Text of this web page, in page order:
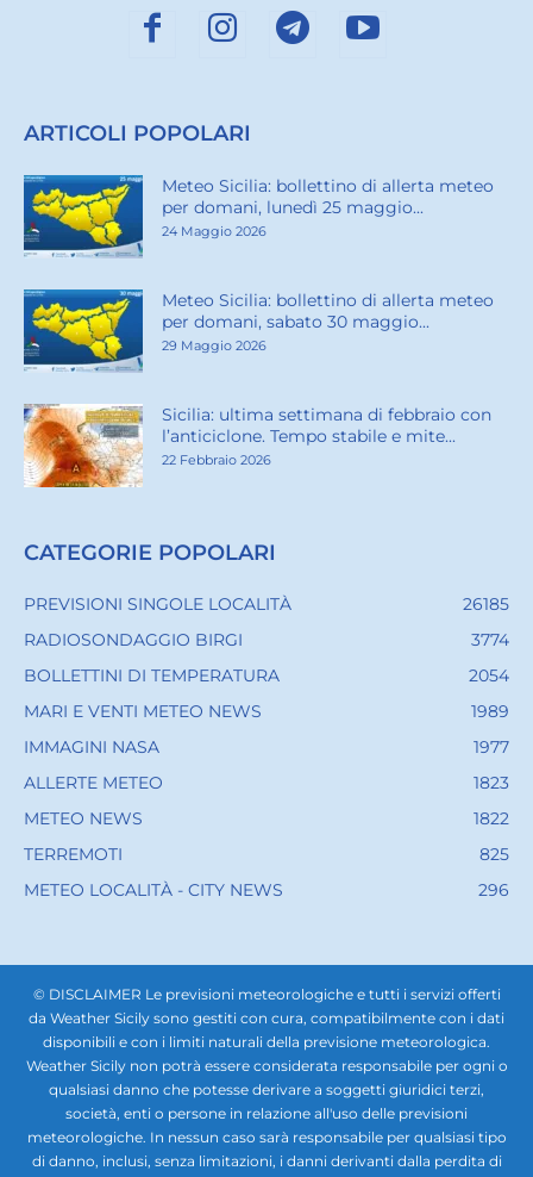
ARTICOLI POPOLARI
Meteo Sicilia: bollettino di allerta meteo
per domani, lunedì 25 maggio...
24 Maggio 2026
Meteo Sicilia: bollettino di allerta meteo
per domani, sabato 30 maggio...
29 Maggio 2026
Sicilia: ultima settimana di febbraio con
l’anticiclone. Tempo stabile e mite...
22 Febbraio 2026
CATEGORIE POPOLARI
PREVISIONI SINGOLE LOCALITÀ
26185
RADIOSONDAGGIO BIRGI
3774
BOLLETTINI DI TEMPERATURA
2054
MARI E VENTI METEO NEWS
1989
IMMAGINI NASA
1977
ALLERTE METEO
1823
METEO NEWS
1822
TERREMOTI
825
METEO LOCALITÀ - CITY NEWS
296
© DISCLAIMER Le previsioni meteorologiche e tutti i servizi offerti
da Weather Sicily sono gestiti con cura, compatibilmente con i dati
disponibili e con i limiti naturali della previsione meteorologica.
Weather Sicily non potrà essere considerata responsabile per ogni o
qualsiasi danno che potesse derivare a soggetti giuridici terzi,
società, enti o persone in relazione all'uso delle previsioni
meteorologiche. In nessun caso sarà responsabile per qualsiasi tipo
di danno, inclusi, senza limitazioni, i danni derivanti dalla perdita di